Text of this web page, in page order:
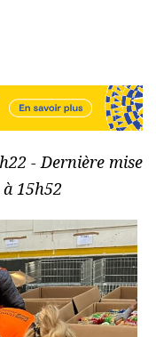
- Dernière mise
15h52